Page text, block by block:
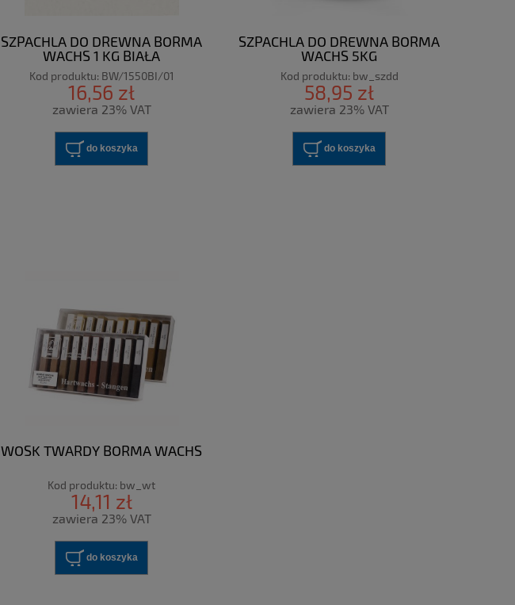
SZPACHLA DO DREWNA BORMA
WACHS 1 KG BIAŁA
Kod produktu: BW/1550BI/01
16,56 zł
zawiera 23% VAT
do koszyka
SZPACHLA DO DREWNA BORMA
WACHS 5KG
Kod produktu: bw_szdd
58,95 zł
zawiera 23% VAT
do koszyka
WOSK TWARDY BORMA WACHS
Kod produktu: bw_wt
14,11 zł
zawiera 23% VAT
do koszyka